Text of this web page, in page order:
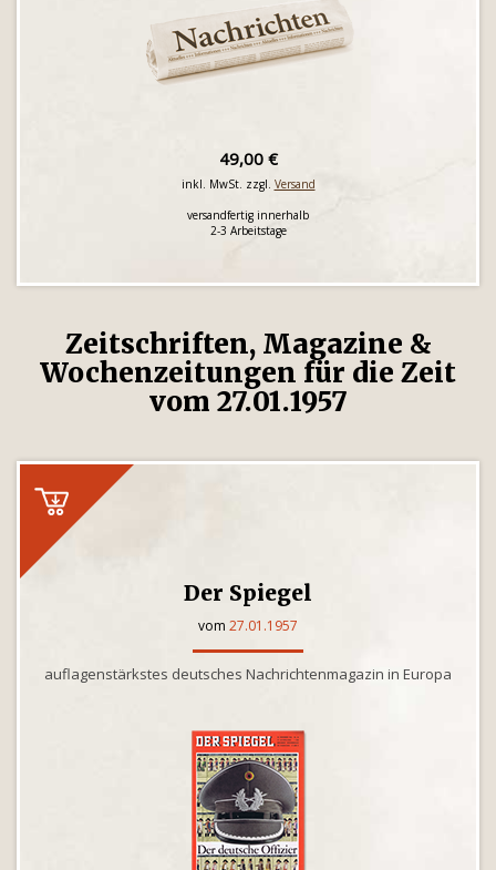
49,00 €
inkl. MwSt. zzgl. Versand
versandfertig innerhalb
2-3 Arbeitstage
Zeitschriften, Magazine &
Wochenzeitungen für die Zeit
vom 27.01.1957
Der Spiegel
vom 27.01.1957
auflagenstärkstes deutsches Nachrichtenmagazin in Europa